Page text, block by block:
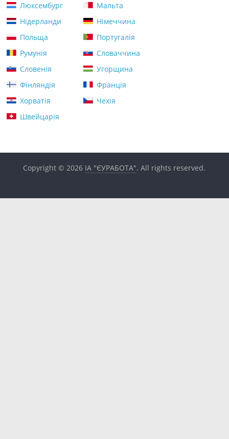
Люксембург
Мальта
Нідерланди
Німеччина
Польща
Португалія
Румунія
Словаччина
Словенія
Угорщина
Фінляндія
Франція
Хорватія
Чехія
Швейцарія
Copyright © 2026 ІА "ЄУРАБОТА". All rights reserved.